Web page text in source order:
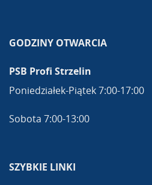
GODZINY OTWARCIA
PSB Profi Strzelin
Poniedziałek-Piątek 7:00-17:00
Sobota 7:00-13:00
SZYBKIE LINKI